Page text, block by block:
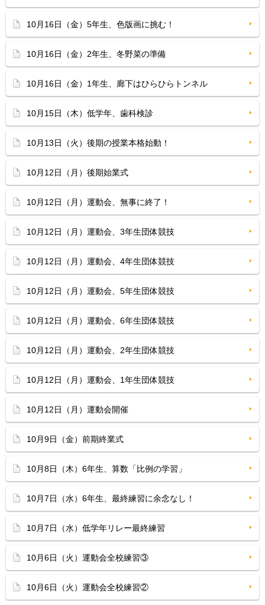
10月16日（金）5年生、色版画に挑む！
10月16日（金）2年生、冬野菜の準備
10月16日（金）1年生、廊下はひらひらトンネル
10月15日（木）低学年、歯科検診
10月13日（火）後期の授業本格始動！
10月12日（月）後期始業式
10月12日（月）運動会、無事に終了！
10月12日（月）運動会、3年生団体競技
10月12日（月）運動会、4年生団体競技
10月12日（月）運動会、5年生団体競技
10月12日（月）運動会、6年生団体競技
10月12日（月）運動会、2年生団体競技
10月12日（月）運動会、1年生団体競技
10月12日（月）運動会開催
10月9日（金）前期終業式
10月8日（木）6年生、算数「比例の学習」
10月7日（水）6年生、最終練習に余念なし！
10月7日（水）低学年リレー最終練習
10月6日（火）運動会全校練習③
10月6日（火）運動会全校練習②